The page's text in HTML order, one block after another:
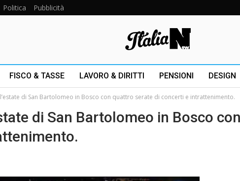
Politica Pubblicità
FISCO & TASSE LAVORO & DIRITTI PENSIONI DESIGN
di San Bartolomeo in Bosco con quattro serate di concerti e intrattenimento.
di San Bartolomeo in Bosco